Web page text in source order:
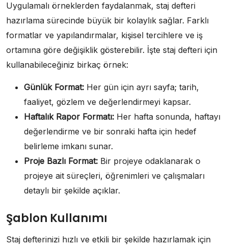
Uygulamalı örneklerden faydalanmak, staj defteri
hazırlama sürecinde büyük bir kolaylık sağlar. Farklı
formatlar ve yapılandırmalar, kişisel tercihlere ve iş
ortamına göre değişiklik gösterebilir. İşte staj defteri için
kullanabileceğiniz birkaç örnek:
Günlük Format: Her gün için ayrı sayfa; tarih,
faaliyet, gözlem ve değerlendirmeyi kapsar.
Haftalık Rapor Formatı: Her hafta sonunda, haftayı
değerlendirme ve bir sonraki hafta için hedef
belirleme imkanı sunar.
Proje Bazlı Format: Bir projeye odaklanarak o
projeye ait süreçleri, öğrenimleri ve çalışmaları
detaylı bir şekilde açıklar.
Şablon Kullanımı
Staj defterinizi hızlı ve etkili bir şekilde hazırlamak için